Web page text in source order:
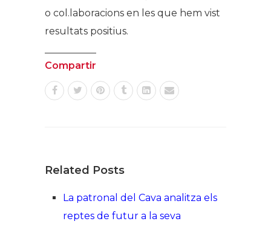
o col.laboracions en les que hem vist
resultats positius.
Compartir
Related Posts
La patronal del Cava analitza els
reptes de futur a la seva